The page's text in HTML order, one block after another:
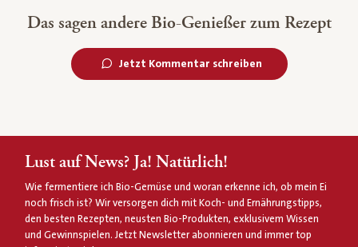
Das sagen andere Bio-Genießer zum Rezept
Jetzt Kommentar schreiben
Lust auf News? Ja! Natürlich!
Wie fermentiere ich Bio-Gemüse und woran erkenne ich, ob mein Ei
noch frisch ist? Wir versorgen dich mit Koch- und Ernährungstipps,
den besten Rezepten, neusten Bio-Produkten, exklusivem Wissen
und Gewinnspielen. Jetzt Newsletter abonnieren und immer top